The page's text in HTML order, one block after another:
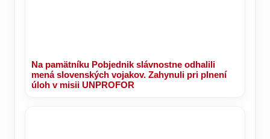
Na pamätníku Pobjednik slávnostne odhalili
mená slovenských vojakov. Zahynuli pri plnení
úloh v misii UNPROFOR